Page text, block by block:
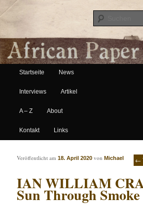
African Paper
Hauptmenü
Zum Inhalt wechseln
Zum sekundären Inhalt wechseln
Startseite News
Interviews Artikel
A – Z About
Kontakt Links
Artikelnavigation ←
IAN WILLIAM
Sun Through Smoke
Veröffentlicht am18. April 2020 vonMichael